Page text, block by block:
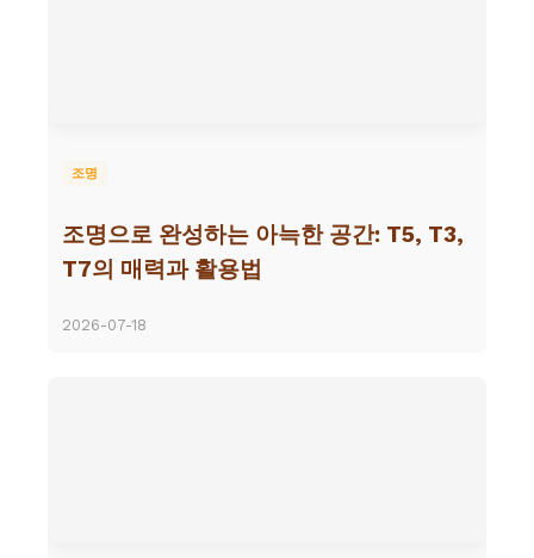
조명
조명으로 완성하는 아늑한 공간: T5, T3,
T7의 매력과 활용법
2026-07-18